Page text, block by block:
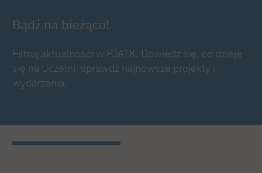
Bądź na bieżąco!
Filtruj aktualności w PJATK. Dowiedz się, co dzieje
się na Uczelni, sprawdź najnowsze projekty i
wydarzenia.